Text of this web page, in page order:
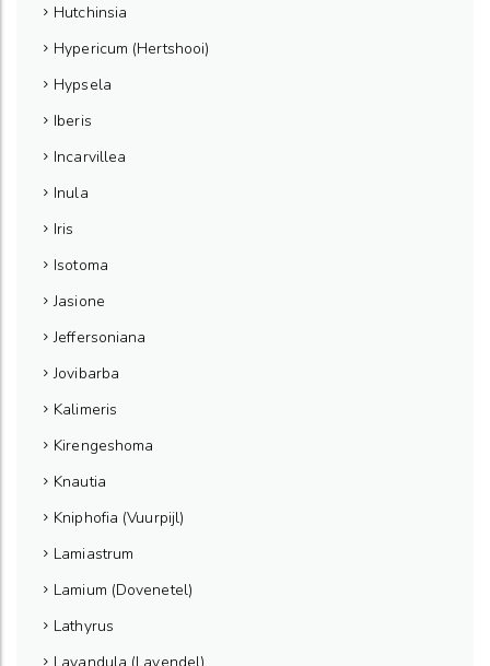
Hutchinsia
Hypericum (Hertshooi)
Hypsela
Iberis
Incarvillea
Inula
Iris
Isotoma
Jasione
Jeffersoniana
Jovibarba
Kalimeris
Kirengeshoma
Knautia
Kniphofia (Vuurpijl)
Lamiastrum
Lamium (Dovenetel)
Lathyrus
Lavandula (Lavendel)